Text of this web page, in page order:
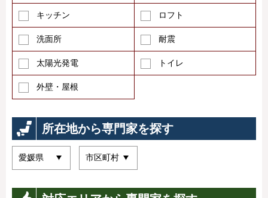
キッチン ロフト
洗面所 耐震
太陽光発電 トイレ
外壁・屋根
所在地から専門家を探す